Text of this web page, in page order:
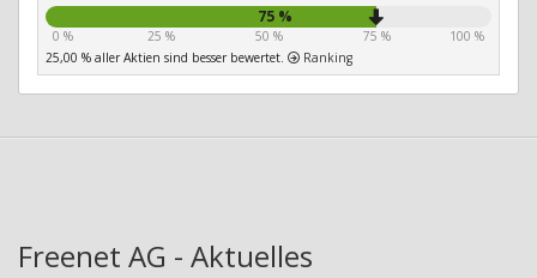
75 %
0 % 25 % 50 % 75 %
100 %
25,00 % aller Aktien sind besser bewertet.
Ranking
Freenet AG - Aktuelles